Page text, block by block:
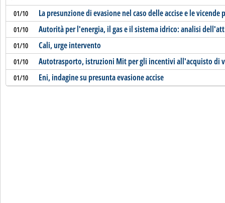
01/10 La presunzione di evasione nel caso delle accise e le vicende
01/10 Autorità per l'energia, il gas e il sistema idrico: analisi
01/10 Cali, urge intervento
01/10 Autotrasporto, istruzioni Mit per gli incentivi all'acquisto di
01/10 Eni, indagine su presunta evasione accise